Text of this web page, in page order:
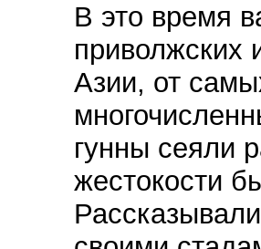
В это время
приволжских
Азии, от
гунны сеяли
жестокости